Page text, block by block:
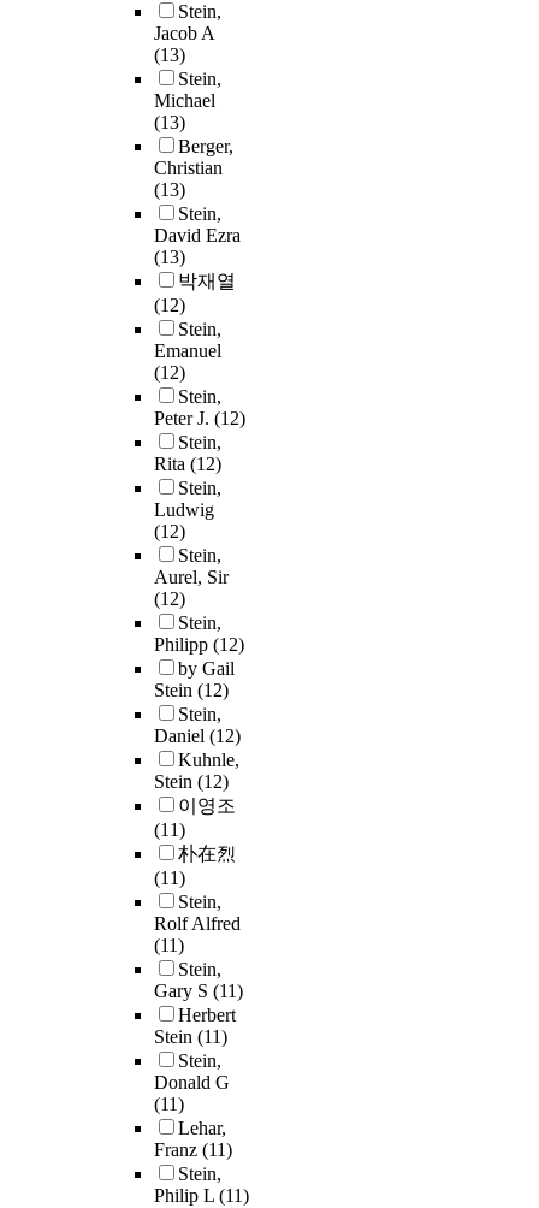
Stein,
Jacob A
(13)
Stein,
Michael
(13)
Berger,
Christian
(13)
Stein,
David Ezra
(13)
박재열
(12)
Stein,
Emanuel
(12)
Stein,
Peter J. (12)
Stein,
Rita (12)
Stein,
Ludwig
(12)
Stein,
Aurel, Sir
(12)
Stein,
Philipp (12)
by Gail
Stein (12)
Stein,
Daniel (12)
Kuhnle,
Stein (12)
이영조
(11)
朴在烈
(11)
Stein,
Rolf Alfred
(11)
Stein,
Gary S (11)
Herbert
Stein (11)
Stein,
Donald G
(11)
Lehar,
Franz (11)
Stein,
Philip L (11)